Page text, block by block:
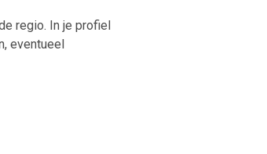
regio. In je profiel
eventueel